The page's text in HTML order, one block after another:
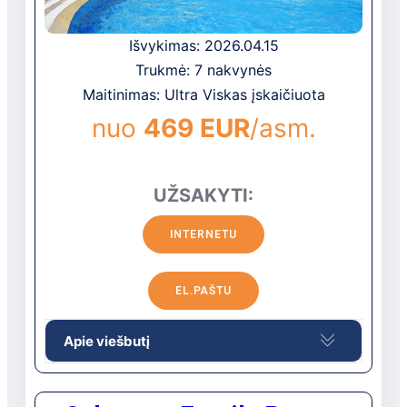
Išvykimas: 2026.04.15
Trukmė: 7 nakvynės
Maitinimas: Ultra Viskas įskaičiuota
nuo 469 EUR/asm.
UŽSAKYTI:
INTERNETU
EL.PAŠTU
Apie viešbutį
Modernus ir elegantiškas 5★ viešbutis